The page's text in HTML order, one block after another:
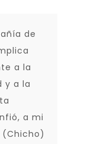
de
a la
y a la
a mi